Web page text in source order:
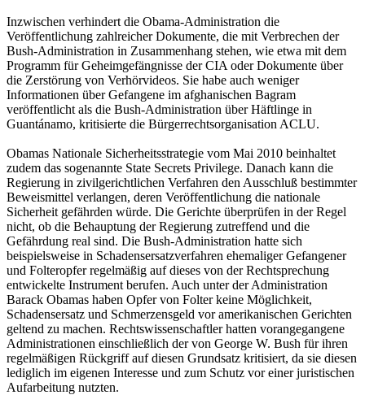
Inzwischen verhindert die Obama-Administration die
Veröffentlichung zahlreicher Dokumente, die mit Verbrechen der
Bush-Administration in Zusammenhang stehen, wie etwa mit dem
Programm für Geheimgefängnisse der CIA oder Dokumente über
die Zerstörung von Verhörvideos. Sie habe auch weniger
Informationen über Gefangene im afghanischen Bagram
veröffentlicht als die Bush-Administration über Häftlinge in
Guantánamo, kritisierte die Bürgerrechtsorganisation ACLU.
Obamas Nationale Sicherheitsstrategie vom Mai 2010 beinhaltet
zudem das sogenannte State Secrets Privilege. Danach kann die
Regierung in zivilgerichtlichen Verfahren den Ausschluß bestimmter
Beweismittel verlangen, deren Veröffentlichung die nationale
Sicherheit gefährden würde. Die Gerichte überprüfen in der Regel
nicht, ob die Behauptung der Regierung zutreffend und die
Gefährdung real sind. Die Bush-Administration hatte sich
beispielsweise in Schadensersatzverfahren ehemaliger Gefangener
und Folteropfer regelmäßig auf dieses von der Rechtsprechung
entwickelte Instrument berufen. Auch unter der Administration
Barack Obamas haben Opfer von Folter keine Möglichkeit,
Schadensersatz und Schmerzensgeld vor amerikanischen Gerichten
geltend zu machen. Rechtswissenschaftler hatten vorangegangene
Administrationen einschließlich der von George W. Bush für ihren
regelmäßigen Rückgriff auf diesen Grundsatz kritisiert, da sie diesen
lediglich im eigenen Interesse und zum Schutz vor einer juristischen
Aufarbeitung nutzten.